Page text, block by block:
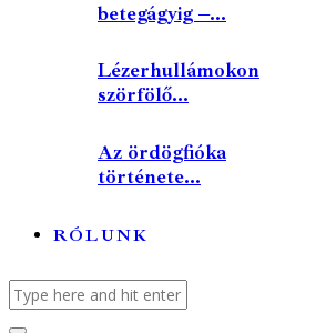
betegágyig –...
Lézerhullámokon
szörfölő...
Az ördögfióka
története...
RÓLUNK